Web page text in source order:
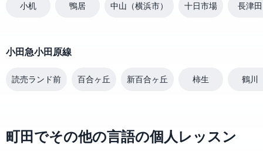
小机 鴨居 中山（横浜市） 十日市場 長津田
小田急小田原線
読売ランド前 百合ヶ丘 新百合ヶ丘 柿生 鶴川
町田でその他の言語の個人レッスン